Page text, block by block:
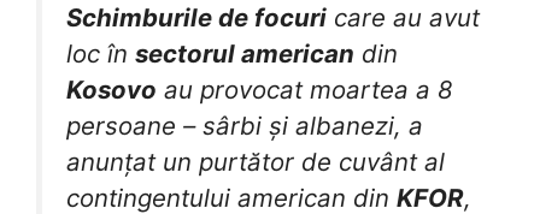
Schimburile de focuri care au avut
loc în sectorul american din
Kosovo au provocat moartea a 8
persoane – sârbi și albanezi, a
anunțat un purtător de cuvânt al
contingentului american din KFOR,